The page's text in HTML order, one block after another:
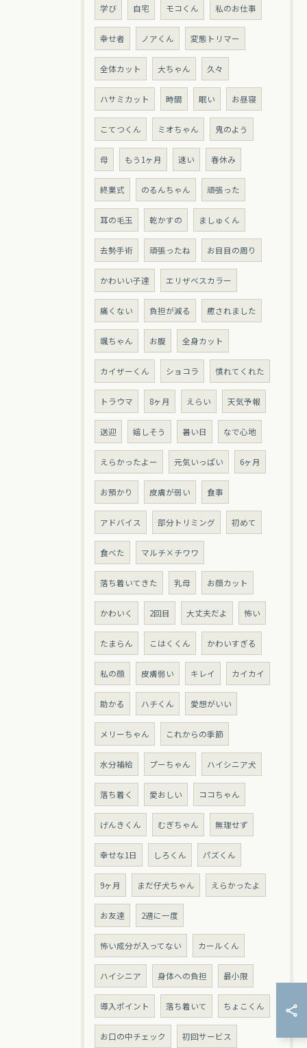
学び 自宅 モコくん 私のお仕事
幸せ者 ノアくん 変態トリマー
全体カット 大ちゃん 久々
ハサミカット 時間 眠い お昼寝
こてつくん ミオちゃん 鬼のよう
母 もう1ヶ月 速い 春休み
終業式 のるんちゃん 頑張った
耳の毛玉 乾かすの ましゅくん
去勢手術 頑張ったね お目目の周り
かわいい子達 エリザベスカラー
痛くない 負担が減る 癒されました
颯ちゃん お腹 全身カット
カイザーくん ショコラ 慣れてくれた
トラウマ 8ヶ月 えらい 天気予報
送迎 嬉しそう 暑い日 なで心地
えらかったよー 元気いっぱい 6ヶ月
お預かり 皮膚が弱い 食事
アドバイス 部分トリミング 初めて
食べた マルチ×チワワ
落ち着いてきた 乳母 お顔カット
かわいく 2回目 大丈夫だよ 怖い
たまらん こはくくん かわいすぎる
私の顔 皮膚弱い キレイ カイカイ
助かる ハチくん 愛想がいい
メリーちゃん これからの季節
水分補給 プーちゃん ハイシニア犬
落ち着く 愛おしい ココちゃん
げんきくん むぎちゃん 無理せず
幸せな1日 しろくん パズくん
9ヶ月 まだ仔犬ちゃん えらかったよ
お友達 2週に一度
怖い成分が入ってない カールくん
ハイシニア 身体への負担 最小限
導入ポイント 落ち着いて ちょこくん
お口の中チェック 初回サービス